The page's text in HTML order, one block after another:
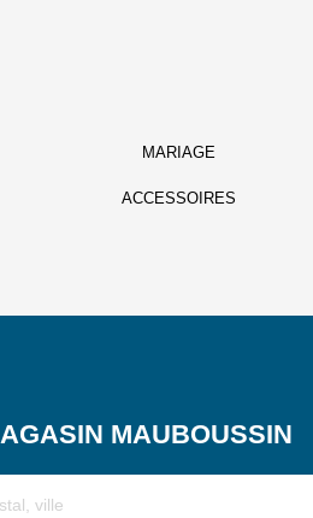
MARIAGE
ACCESSOIRES
MAUBOUSSIN